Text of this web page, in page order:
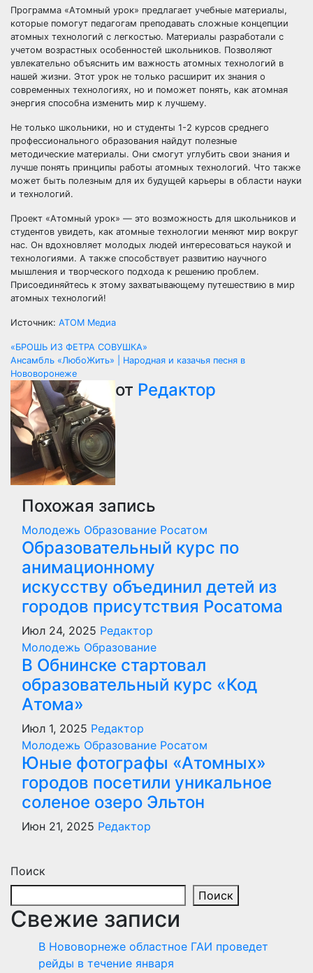
Программа «Атомный урок» предлагает учебные материалы,
которые помогут педагогам преподавать сложные концепции
атомных технологий с легкостью. Материалы разработали с
учетом возрастных особенностей школьников. Позволяют
увлекательно объяснить им важность атомных технологий в
нашей жизни. Этот урок не только расширит их знания о
современных технологиях, но и поможет понять, как атомная
энергия способна изменить мир к лучшему.
Не только школьники, но и студенты 1-2 курсов среднего
профессионального образования найдут полезные
методические материалы. Они смогут углубить свои знания и
лучше понять принципы работы атомных технологий. Что также
может быть полезным для их будущей карьеры в области науки
и технологий.
Проект «Атомный урок» — это возможность для школьников и
студентов увидеть, как атомные технологии меняют мир вокруг
нас. Он вдохновляет молодых людей интересоваться наукой и
технологиями. А также способствует развитию научного
мышления и творческого подхода к решению проблем.
Присоединяйтесь к этому захватывающему путешествию в мир
атомных технологий!
Источник: АТОМ Медиа
Навигация
по
записям
«БРОШЬ ИЗ ФЕТРА СОВУШКА»
Ансамбль «ЛюбоЖить» | Народная и казачья песня в
Нововоронеже
от Редактор
Похожая запись
Молодежь Образование Росатом
Образовательный курс по
анимационному
искусству объединил детей из
городов присутствия Росатома
Июл 24, 2025 Редактор
Молодежь Образование
В Обнинске стартовал
образовательный курс «Код
Атома»
Июл 1, 2025 Редактор
Молодежь Образование Росатом
Юные фотографы «Атомных»
городов посетили уникальное
соленое озеро Эльтон
Июн 21, 2025 Редактор
Поиск
Поиск
Свежие записи
В Нововорнеже областное ГАИ проведет
рейды в течение января